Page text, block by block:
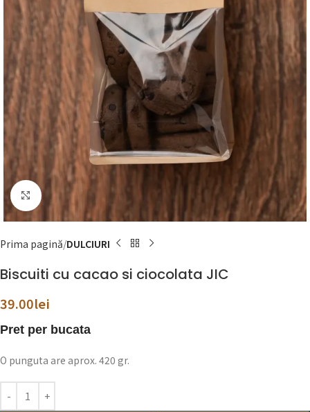
Click to enlarge
Prima pagină DULCIURI
Biscuiti cu cacao si ciocolata JIC
39.00lei
Pret per bucata
O punguta are aprox. 420 gr.